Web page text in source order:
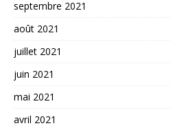
septembre 2021
août 2021
juillet 2021
juin 2021
mai 2021
avril 2021